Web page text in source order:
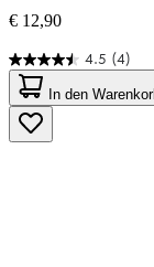
€ 12,90
4.5 (4)
4.5
von
5
Sternen.
4
In den